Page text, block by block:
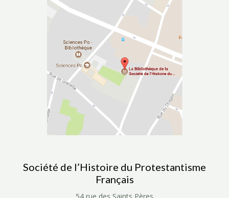
Société de l’Histoire du Protestantisme
Français